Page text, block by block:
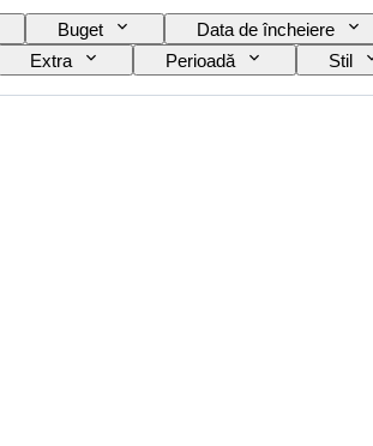
Buget Data de încheiere
Extra Perioadă Stil